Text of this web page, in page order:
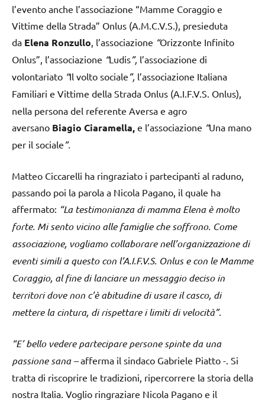
l’evento anche l’associazione “Mamme Coraggio e
Vittime della Strada” Onlus (A.M.C.V.S.), presieduta
da Elena Ronzullo, l’associazione “Orizzonte Infinito
Onlus”, l’associazione “Ludis”, l’associazione di
volontariato “Il volto sociale”, l’associazione Italiana
Familiari e Vittime della Strada Onlus (A.I.F.V.S. Onlus),
nella persona del referente Aversa e agro
aversano Biagio Ciaramella, e l’associazione “Una mano
per il sociale”.
Matteo Ciccarelli ha ringraziato i partecipanti al raduno,
passando poi la parola a Nicola Pagano, il quale ha
affermato: “La testimonianza di mamma Elena è molto
forte. Mi sento vicino alle famiglie che soffrono. Come
associazione, vogliamo collaborare nell’organizzazione di
eventi simili a questo con l’A.I.F.V.S. Onlus e con le Mamme
Coraggio, al fine di lanciare un messaggio deciso in
territori dove non c’è abitudine di usare il casco, di
mettere la cintura, di rispettare i limiti di velocità”.
“E’ bello vedere partecipare persone spinte da una
passione sana –afferma il sindaco Gabriele Piatto -. Si
tratta di riscoprire le tradizioni, ripercorrere la storia della
nostra Italia. Voglio ringraziare Nicola Pagano e il